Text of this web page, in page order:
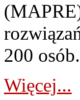
200
Więcej...